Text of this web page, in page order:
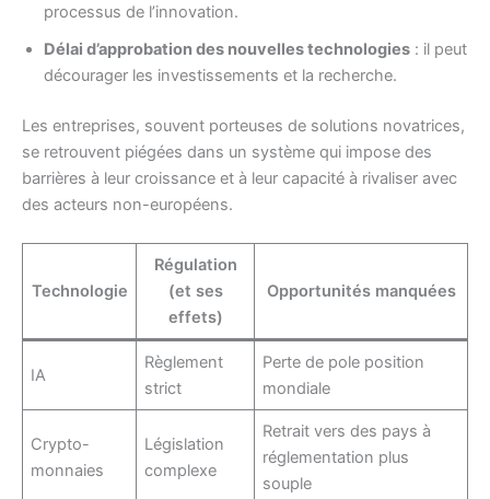
processus de l’innovation.
Délai d’approbation des nouvelles technologies : il peut
décourager les investissements et la recherche.
Les entreprises, souvent porteuses de solutions novatrices,
se retrouvent piégées dans un système qui impose des
barrières à leur croissance et à leur capacité à rivaliser avec
des acteurs non-européens.
Technologie
Régulation
(et ses
effets)
Opportunités manquées
IA
Règlement
strict
Perte de pole position
mondiale
Crypto-
monnaies
Législation
complexe
Retrait vers des pays à
réglementation plus
souple